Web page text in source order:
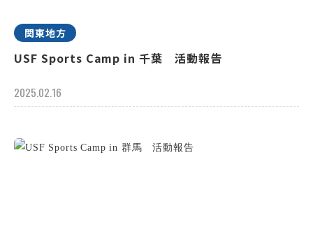
関東地方
USF Sports Camp in 千葉 活動報告
2025.02.16